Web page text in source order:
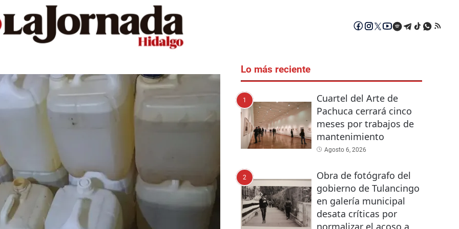
Lo más reciente
1
Cuartel del Arte de
Pachuca cerrará cinco
meses por trabajos de
mantenimiento
Agosto 6, 2026
2
Obra de fotógrafo del
gobierno de Tulancingo
en galería municipal
desata críticas por
normalizar el acoso a